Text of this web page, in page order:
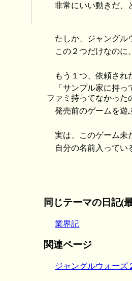
非常にいい動きだ、
たしか、ジャングル
この２つだけなのに
もう１つ、依頼され
「サンプル家に持
ファミ持ってなかった
発売前のゲームを遊
実は、このゲーム未
自分の名前入ってい
同じテーマの日記(
業界記
関連ページ
ジャングルウォーズ